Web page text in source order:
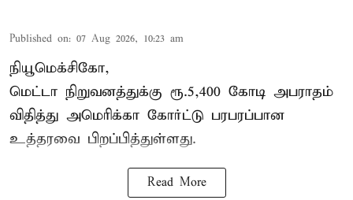
Published on: 07 Aug 2026, 10:23 am
நியூமெக்சிகோ,
மெட்டா நிறுவனத்துக்கு ரூ.5,400 கோடி அபராதம்
விதித்து அமெரிக்கா கோர்ட்டு பரபரப்பான
உத்தரவை பிறப்பித்துள்ளது.
Read More